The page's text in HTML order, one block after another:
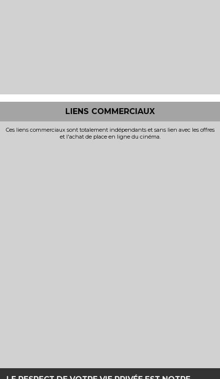
LIENS COMMERCIAUX
Ces liens commerciaux sont totalement indépendants et sans lien avec les offres
et l'achat de place en ligne du cinéma.